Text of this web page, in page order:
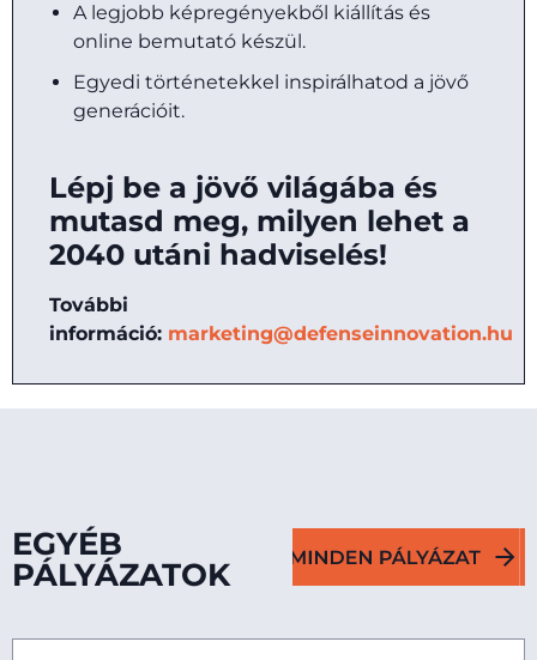
A legjobb képregényekből kiállítás és
online bemutató készül.
Egyedi történetekkel inspirálhatod a jövő
generációit.
Lépj be a jövő világába és
mutasd meg, milyen lehet a
2040 utáni hadviselés!
További
információ: marketing@defenseinnovation.hu
EGYÉB
PÁLYÁZATOK